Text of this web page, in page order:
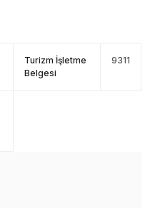
Turizm İşletme
Belgesi
9311